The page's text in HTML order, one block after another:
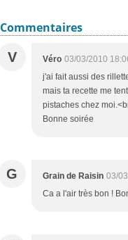
Commentaires
V
Véro 03/03/2010
j'ai fait aussi des
mais ta recette me
pistaches chez
Bonne soirée
G Grain de Raisin 03/
Ca a l'air très bon !